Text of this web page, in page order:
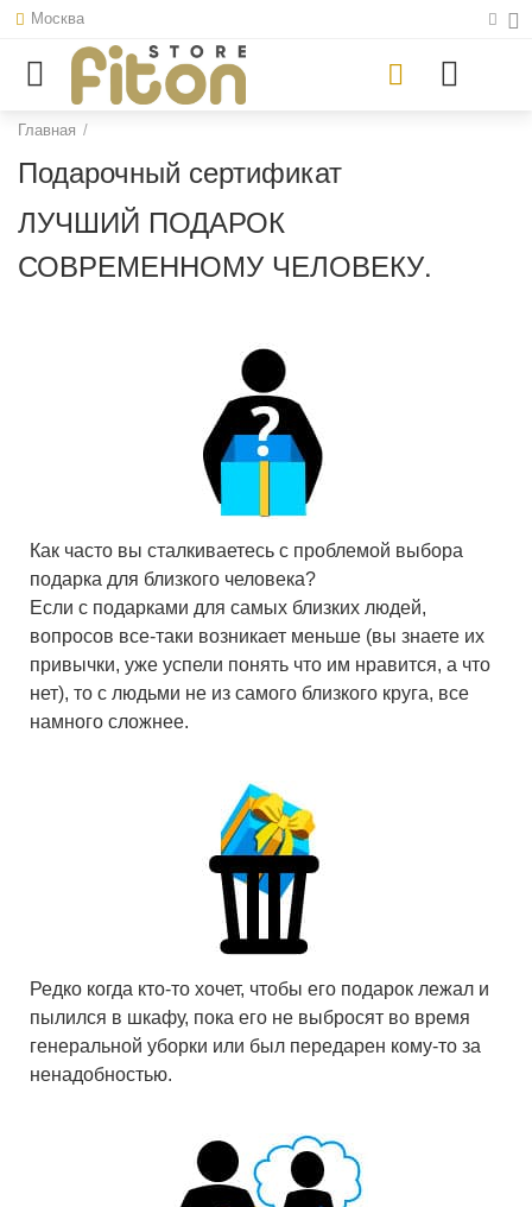
Москва
Главная /
Подарочный сертификат
ЛУЧШИЙ ПОДАРОК
СОВРЕМЕННОМУ ЧЕЛОВЕКУ.
Как часто вы сталкиваетесь с проблемой выбора
подарка для близкого человека?
Если с подарками для самых близких людей,
вопросов все-таки возникает меньше (вы знаете их
привычки, уже успели понять что им нравится, а что
нет), то с людьми не из самого близкого круга, все
намного сложнее.
Редко когда кто-то хочет, чтобы его подарок лежал и
пылился в шкафу, пока его не выбросят во время
генеральной уборки или был передарен кому-то за
ненадобностью.